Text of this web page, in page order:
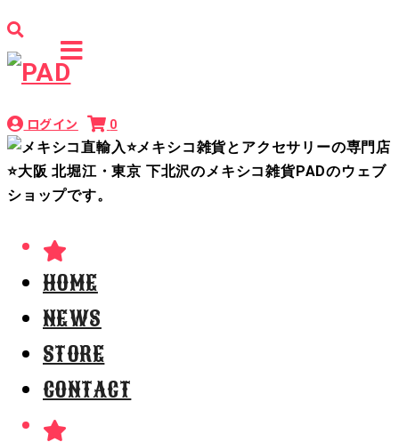
ログイン 0
HOME
NEWS
STORE
CONTACT